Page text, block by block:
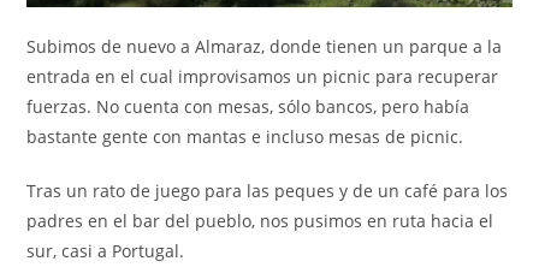
Subimos de nuevo a Almaraz, donde tienen un parque a la
entrada en el cual improvisamos un picnic para recuperar
fuerzas. No cuenta con mesas, sólo bancos, pero había
bastante gente con mantas e incluso mesas de picnic.
Tras un rato de juego para las peques y de un café para los
padres en el bar del pueblo, nos pusimos en ruta hacia el
sur, casi a Portugal.